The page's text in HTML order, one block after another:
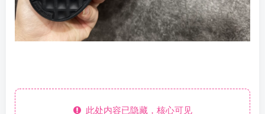
此处内容已隐藏，核心可见